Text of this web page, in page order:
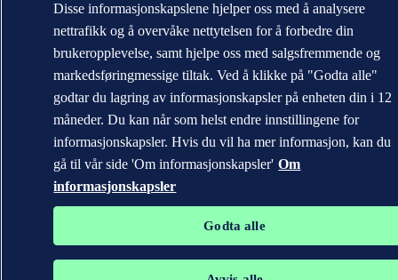
Disse informasjonskapslene hjelper oss med å analysere
nettrafikk og å overvåke nettytelsen for å forbedre din
brukeropplevelse, samt hjelpe oss med salgsfremmende og
markedsføringmessige tiltak. Ved å klikke på "Godta alle"
godtar du lagring av informasjonskapsler på enheten din i 12
måneder. Du kan når som helst endre innstillingene for
informasjonskapsler. Hvis du vil ha mer informasjon, kan du
gå til vår side 'Om informasjonskapsler' Om
informasjonskapsler
Godta alle